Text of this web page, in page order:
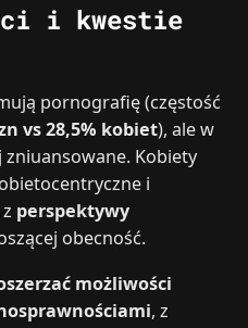
i kwestie
pornografię (częstość
vs 28,5% kobiet), ale w
Kobiety
i
perspektywy
obecność.
możliwości
, z